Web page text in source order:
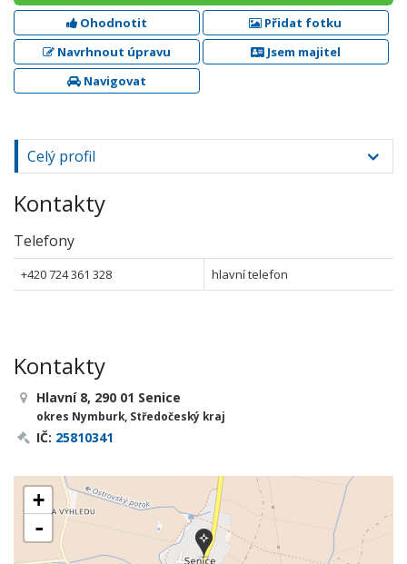
Ohodnotit
Přidat fotku
Navrhnout úpravu
Jsem majitel
Navigovat
Celý profil
Kontakty
Telefony
+420 724 361 328 hlavní telefon
Kontakty
Hlavní 8, 290 01 Senice
okres Nymburk, Středočeský kraj
IČ: 25810341
+
-